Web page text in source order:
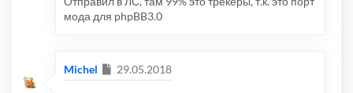
мода для phpBB3.0
Michel Сообщение
29.05.2018